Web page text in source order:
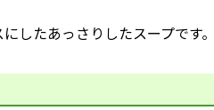
したあっさりしたスープです。